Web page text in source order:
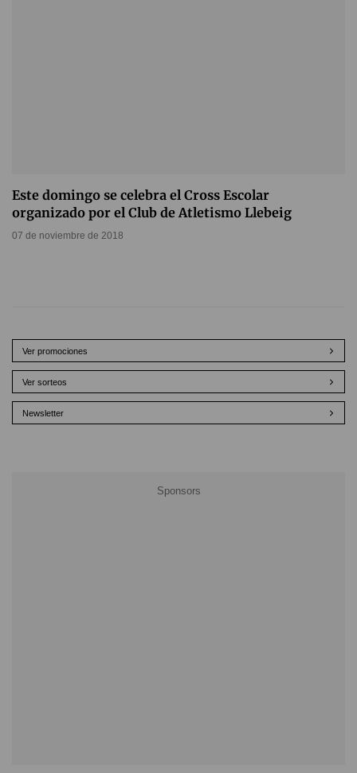
Este domingo se celebra el Cross Escolar
organizado por el Club de Atletismo Llebeig
07 de noviembre de 2018
Ver promociones
Ver sorteos
Newsletter